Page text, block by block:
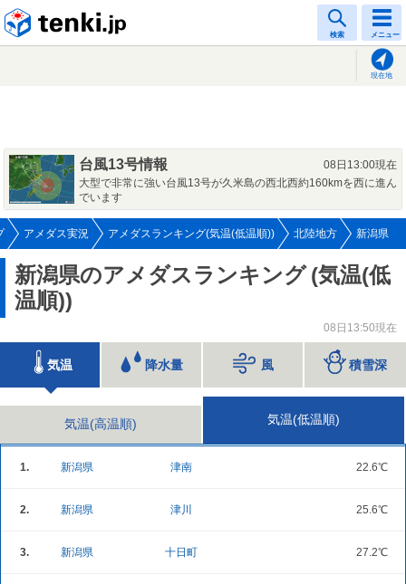
検索 メニュー
現在地
台風13号情報
08日13:00現在
大型で非常に強い台風13号が久米島の西北西約160kmを西に進ん
でいます
アメダス実況 アメダスランキング(気温(低温順)) 北陸地方 新潟県
新潟県のアメダスランキング (気温(低
温順))
08日13:50現在
気温 降水量 風 積雪深
気温(高温順) 気温(低温順)
1. 新潟県 津南 22.6℃
2. 新潟県 津川 25.6℃
3. 新潟県 十日町 27.2℃